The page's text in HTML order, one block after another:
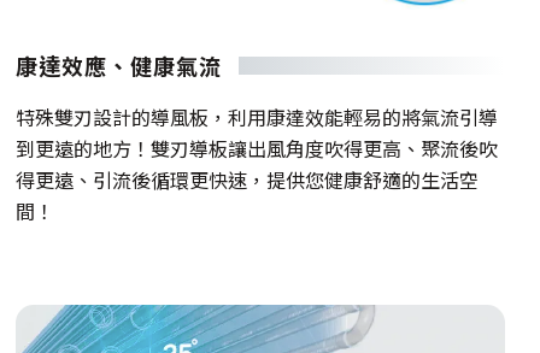
康達效應、健康氣流
特殊雙刃設計的導風板，利用康達效能輕易的將氣流引導
到更遠的地方！雙刃導板讓出風角度吹得更高、聚流後吹
得更遠、引流後循環更快速，提供您健康舒適的生活空
間！